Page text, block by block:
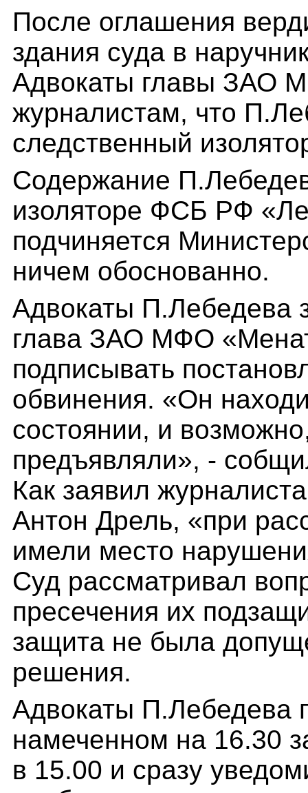
После оглашения
здания суда в
Адвокаты главы ЗАО
журналистам, что
следственный
Содержание
изоляторе ФСБ РФ
подчиняется
ничем обоснованно.
Адвокаты П.Лебедева
глава ЗАО МФО
подписывать
обвинения. «Он
состоянии, и
предъявляли», -
Как заявил
Антон Дрель, «при
имели место
Суд рассматривал
пресечения их
защита не была
решения.
Адвокаты П.Лебедева
намеченном на 16.30
в 15.00 и сразу